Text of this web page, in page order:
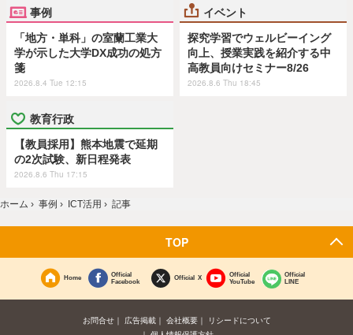
事例
「地方・単科」の室蘭工業大
学が示した大学DX成功の処方
箋
2026.8.4 Tue 12:15
イベント
探究学習でウェルビーイング
向上、授業実践を紹介する中
高教員向けセミナー8/26
2026.8.6 Thu 18:45
教育行政
【教員採用】熊本地震で延期
の2次試験、新日程発表
2026.8.6 Thu 17:15
ホーム › 事例 › ICT活用 › 記事
TOP
Home
Official
Facebook
Official X
Official
YouTube
Official
LINE
お問合せ 広告掲載 会社概要
リシードについて